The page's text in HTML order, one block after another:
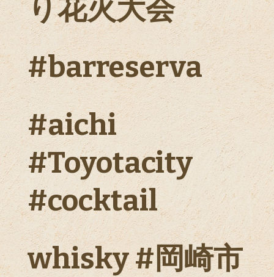
り花火大会
#barreserva
#aichi
#Toyotacity
#cocktail
whisky #岡崎市